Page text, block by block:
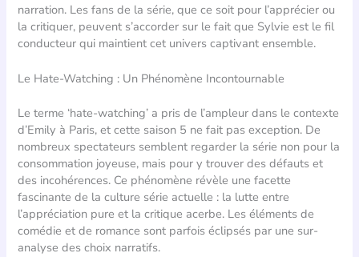
narration. Les fans de la série, que ce soit pour l’apprécier ou
la critiquer, peuvent s’accorder sur le fait que Sylvie est le fil
conducteur qui maintient cet univers captivant ensemble.
Le Hate-Watching : Un Phénomène Incontournable
Le terme ‘hate-watching’ a pris de l’ampleur dans le contexte
d’Emily à Paris, et cette saison 5 ne fait pas exception. De
nombreux spectateurs semblent regarder la série non pour la
consommation joyeuse, mais pour y trouver des défauts et
des incohérences. Ce phénomène révèle une facette
fascinante de la culture série actuelle : la lutte entre
l’appréciation pure et la critique acerbe. Les éléments de
comédie et de romance sont parfois éclipsés par une sur-
analyse des choix narratifs.